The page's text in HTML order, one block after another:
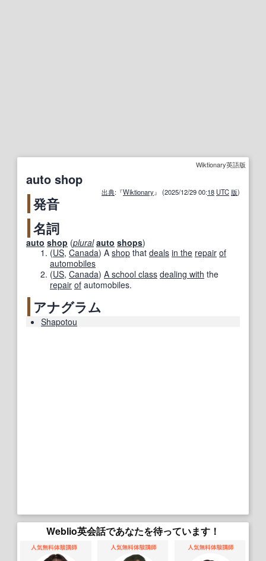
Wiktionary英語版
auto shop
出典:『Wiktionary』 (2025/12/29 00:18 UTC 版)
発音
名詞
auto shop (plural auto shops)
(US, Canada) A shop that deals in the repair of
automobiles
(US, Canada) A school class dealing with the
repair of automobiles.
アナグラム
Shapotou
Weblio英会話であなたを待っています！